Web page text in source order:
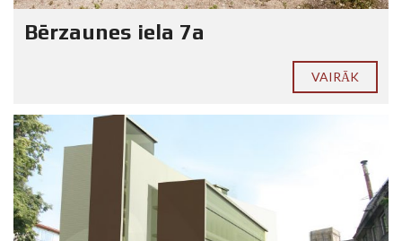
Bērzaunes iela 7a
VAIRĀK